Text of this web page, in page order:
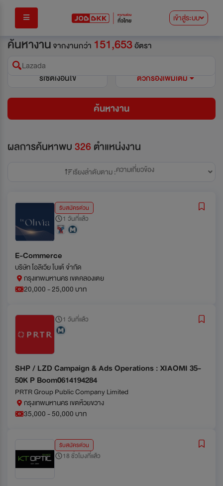
เข้าสู่ระบบ
ค้นหางานจากงานกว่า 151,653อัตรา
Lazada
รีเซ็ตเงื่อนไข
ตัวกรองเพิ่มเติม
ค้นหางาน
ผลการค้นหาพบ326ตำแหน่งงาน
เรียงลำดับตาม :ความเกี่ยวข้อง
รับสมัครด่วน
1 วันที่แล้ว
E-Commerce
บริษัท โอลิเวีย โบเต้ จำกัด
กรุงเทพมหานคร เขตคลองเตย
20,000 - 25,000 บาท
1 วันที่แล้ว
SHP / LZD Campaign & Ads Operations : XIAOMI 35-
50K P Boom0614194284
PRTR Group Public Company Limited
กรุงเทพมหานคร เขตห้วยขวาง
35,000 - 50,000 บาท
รับสมัครด่วน
18 ชั่วโมงที่แล้ว